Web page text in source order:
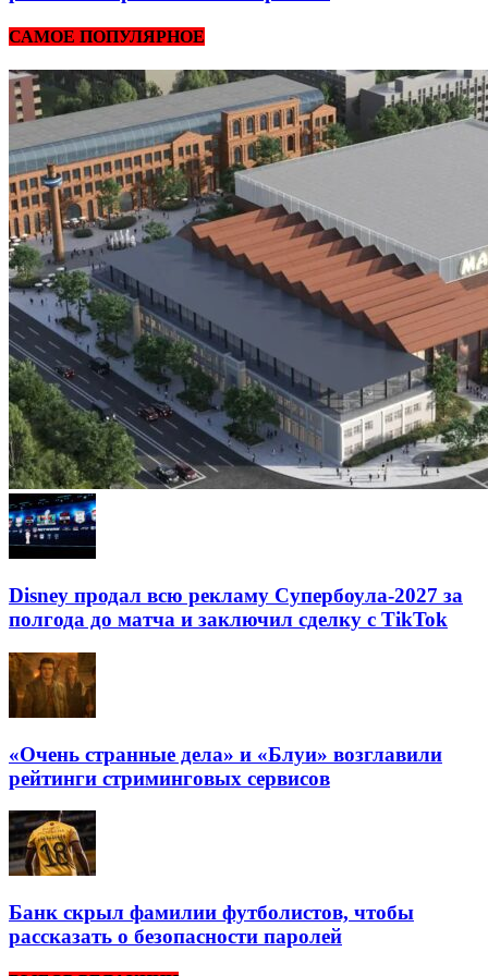
САМОЕ ПОПУЛЯРНОЕ
Disney продал всю рекламу Супербоула-2027 за
полгода до матча и заключил сделку с TikTok
«Очень странные дела» и «Блуи» возглавили
рейтинги стриминговых сервисов
Банк скрыл фамилии футболистов, чтобы
рассказать о безопасности паролей